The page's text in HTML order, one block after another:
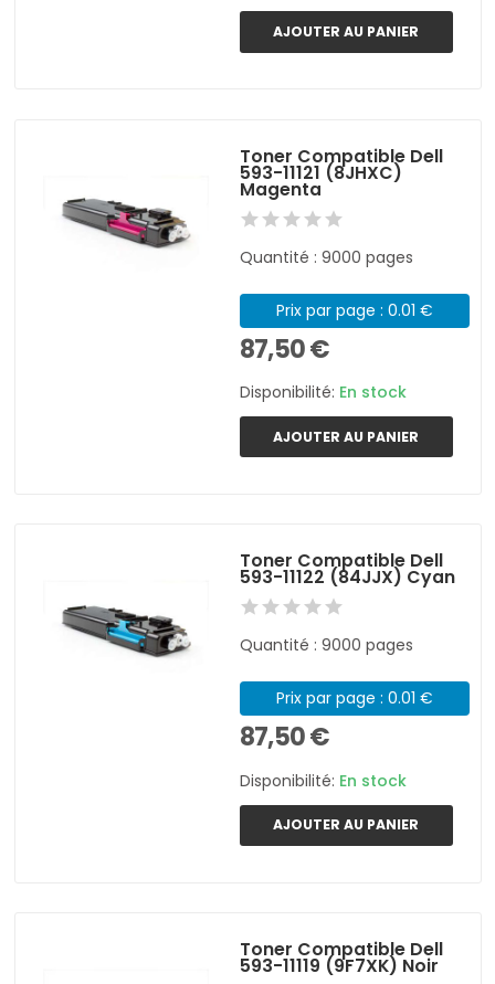
AJOUTER AU PANIER
Toner Compatible Dell
593-11121 (8JHXC)
Magenta
Quantité : 9000 pages
Prix par page : 0.01 €
87,50 €
Disponibilité: En stock
AJOUTER AU PANIER
Toner Compatible Dell
593-11122 (84JJX) Cyan
Quantité : 9000 pages
Prix par page : 0.01 €
87,50 €
Disponibilité: En stock
AJOUTER AU PANIER
Toner Compatible Dell
593-11119 (9F7XK) Noir